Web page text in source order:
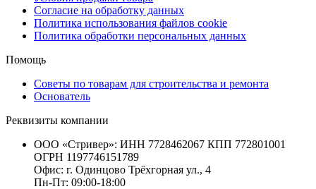
Согласие на обработку данных
Политика использования файлов cookie
Политика обработки персональных данных
Помощь
Советы по товарам для строительства и ремонта
Основатель
Реквизиты компании
ООО «Стривер»: ИНН 7728462067 КПП 772801001
ОГРН 1197746151789
Офис: г. Одинцово Трёхгорная ул., 4
Пн-Пт: 09:00-18:00